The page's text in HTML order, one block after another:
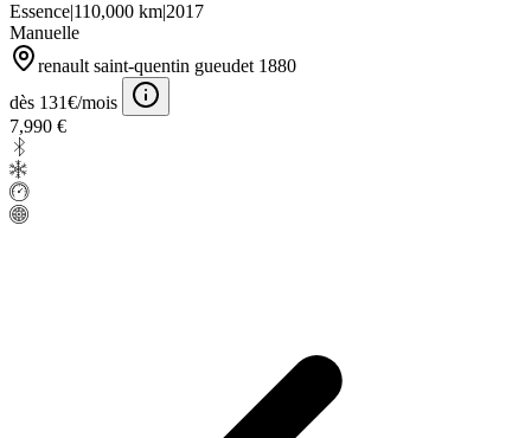
Essence|110,000 km|2017
Manuelle
renault saint-quentin gueudet 1880
dès 131€/mois
7,990 €